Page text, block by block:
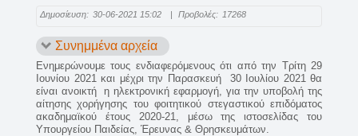
Δημοσίευση: 30-06-2021 15:02 | Προβολές: 17268
Συνημμένα αρχεία
Ενημερώνουμε τους ενδιαφερόμενους ότι από την Τρίτη 29
Ιουνίου 2021 και μέχρι την Παρασκευή 30 Ιουλίου 2021 θα
είναι ανοικτή η ηλεκτρονική εφαρμογή, για την υποβολή της
αίτησης χορήγησης του φοιτητικού στεγαστικού επιδόματος
ακαδημαϊκού έτους 2020-21, μέσω της ιστοσελίδας του
Υπουργείου Παιδείας, Έρευνας & Θρησκευμάτων.